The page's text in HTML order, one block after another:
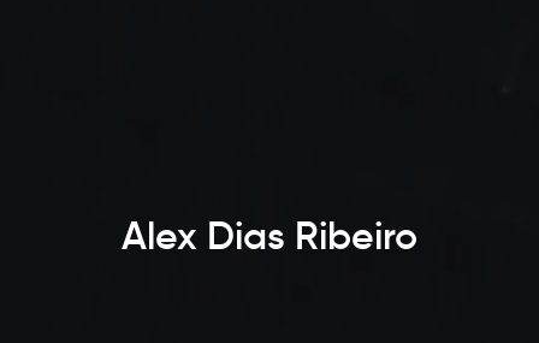
Alex Dias Ribeiro